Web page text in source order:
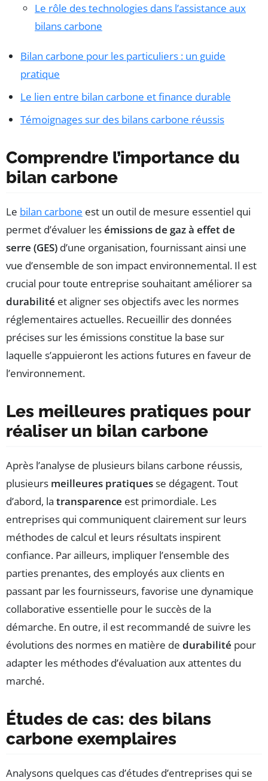
Le rôle des technologies dans l’assistance aux
bilans carbone
Bilan carbone pour les particuliers : un guide
pratique
Le lien entre bilan carbone et finance durable
Témoignages sur des bilans carbone réussis
Comprendre l’importance du
bilan carbone
Le bilan carbone est un outil de mesure essentiel qui
permet d’évaluer lesémissions de gaz à effet de
serre (GES) d’une organisation, fournissant ainsi une
vue d’ensemble de son impact environnemental. Il est
crucial pour toute entreprise souhaitant améliorer sa
durabilité et aligner ses objectifs avec les normes
réglementaires actuelles. Recueillir des données
précises sur les émissions constitue la base sur
laquelle s’appuieront les actions futures en faveur de
l’environnement.
Les meilleures pratiques pour
réaliser un bilan carbone
Après l’analyse de plusieurs bilans carbone réussis,
plusieurs meilleures pratiquesse dégagent. Tout
d’abord, la transparence est primordiale. Les
entreprises qui communiquent clairement sur leurs
méthodes de calcul et leurs résultats inspirent
confiance. Par ailleurs, impliquer l’ensemble des
parties prenantes, des employés aux clients en
passant par les fournisseurs, favorise une dynamique
collaborative essentielle pour le succès de la
démarche. En outre, il est recommandé de suivre les
évolutions des normes en matière de durabilité pour
adapter les méthodes d’évaluation aux attentes du
marché.
Études de cas: des bilans
carbone exemplaires
Analysons quelques cas d’études d’entreprises qui se